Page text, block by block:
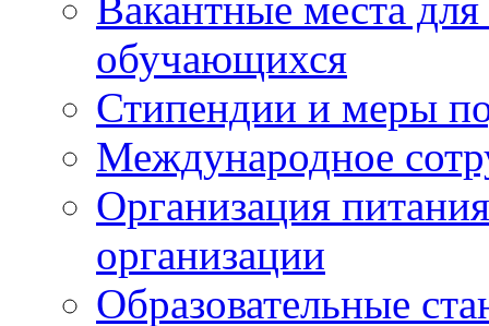
обучающихся
Стипендии и меры
Международное
Организация
организации
Образовательные